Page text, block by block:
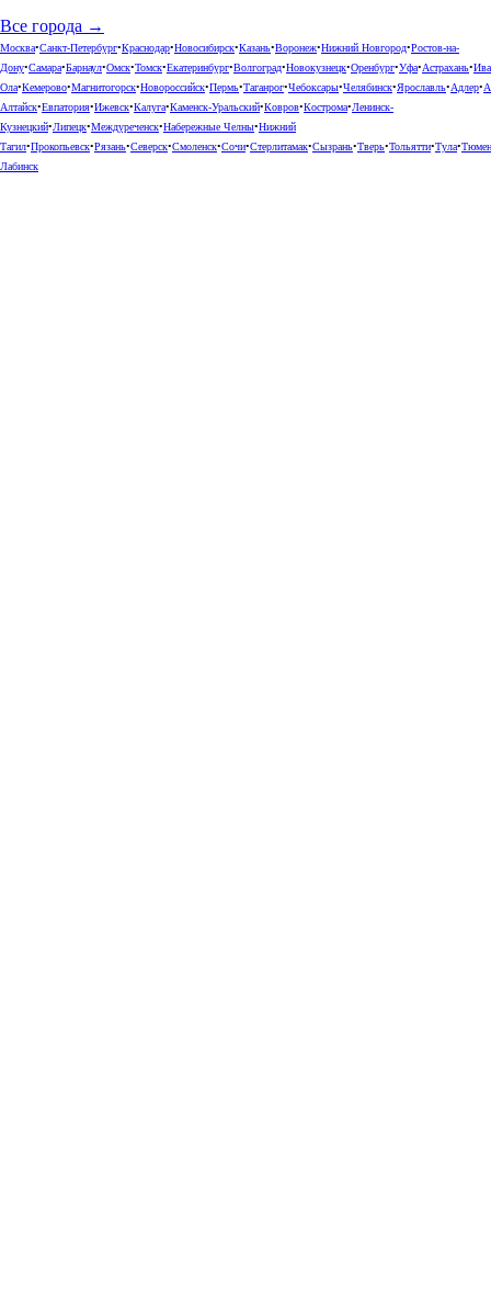
Все города →
Москва•Санкт-Петербург•Краснодар•Новосибирск•Казань•Воронеж•Нижний Новгород•Ростов-на-
Дону•Самара•Барнаул•Омск•Томск•Екатеринбург•Волгоград•Новокузнецк•Оренбург•Уфа•Астрахань•
Ола•Кемерово•Магнитогорск•Новороссийск•Пермь•Таганрог•Чебоксары•Челябинск•Ярославль•Адлер•
Алтайск•Евпатория•Ижевск•Калуга•Каменск-Уральский•Ковров•Кострома•Ленинск-
Кузнецкий•Липецк•Междуреченск•Набережные Челны•Нижний
Тагил•Прокопьевск•Рязань•Северск•Смоленск•Сочи•Стерлитамак•Сызрань•Тверь•Тольятти•Тула•
Лабинск